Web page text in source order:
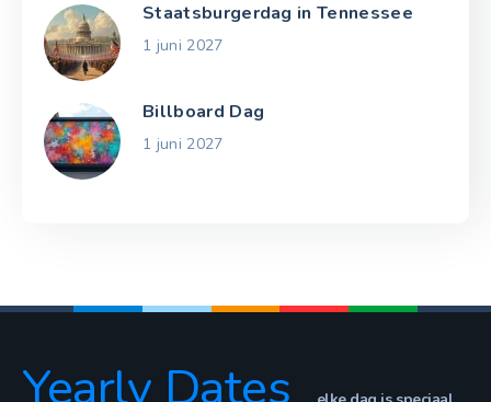
Staatsburgerdag in Tennessee
1 juni 2027
Billboard Dag
1 juni 2027
Yearly Dates